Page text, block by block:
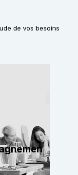
de vos besoins